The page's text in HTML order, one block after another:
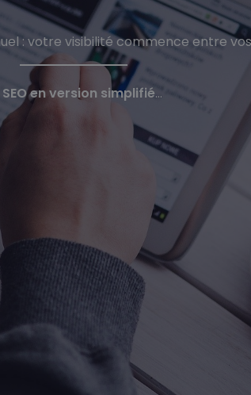
: votre visibilité commence entre
SEO en version simplifié…